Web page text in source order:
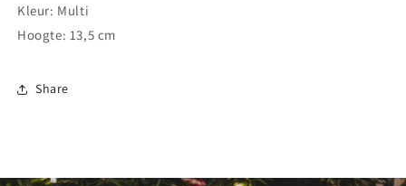
Kleur: Multi
Hoogte: 13,5 cm
Share